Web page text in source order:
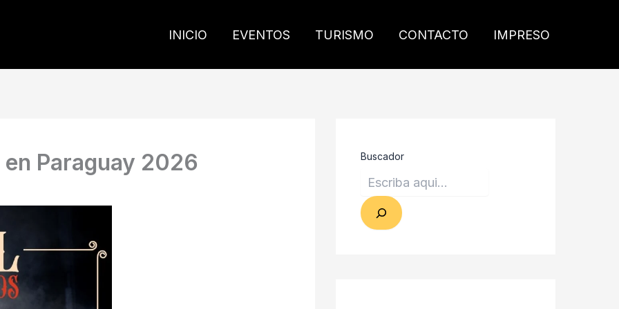
INICIO EVENTOS TURISMO CONTACTO IMPRESO
Paraguay 2026 Buscador